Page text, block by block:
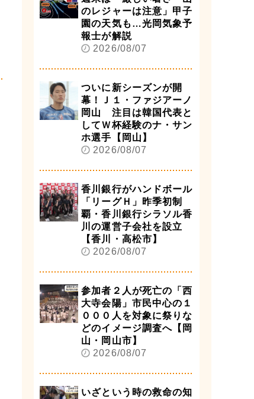
のレジャーは注意」甲子
園の天気も…光岡気象予
報士が解説
2026/08/07
ついに新シーズンが開
幕！Ｊ１・ファジアーノ
岡山 注目は韓国代表と
してＷ杯経験のナ・サン
ホ選手【岡山】
2026/08/07
香川銀行がハンドボール
「リーグＨ」昨季初制
覇・香川銀行シラソル香
川の運営子会社を設立
【香川・高松市】
2026/08/07
参加者２人が死亡の「西
大寺会陽」市民中心の１
０００人を対象に祭りな
どのイメージ調査へ【岡
山・岡山市】
2026/08/07
いざという時の救命の知